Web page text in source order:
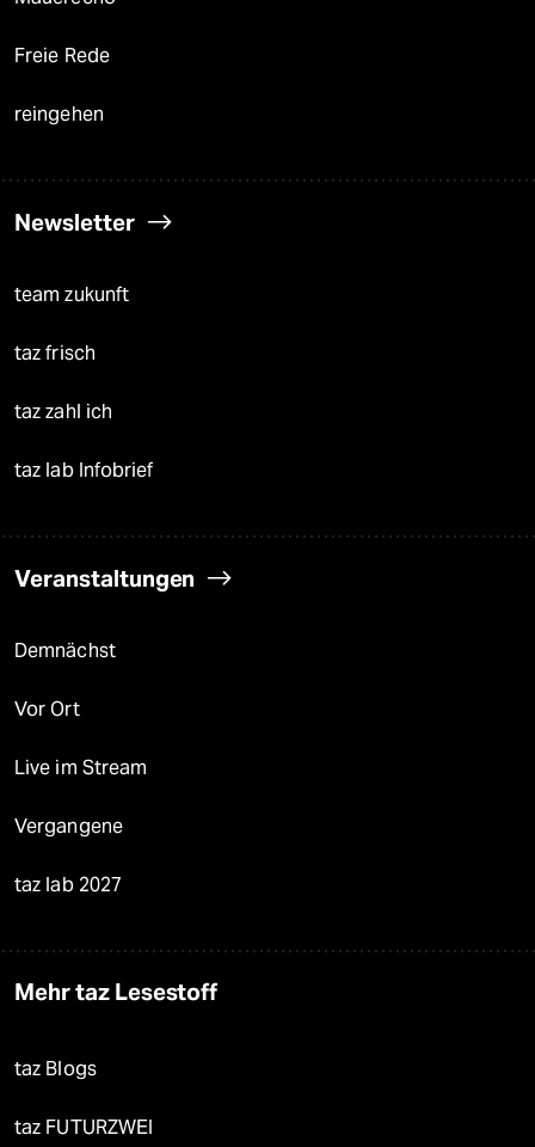
Freie Rede
reingehen
Newsletter
team zukunft
taz frisch
taz zahl ich
taz lab Infobrief
Veranstaltungen
Demnächst
Vor Ort
Live im Stream
Vergangene
taz lab 2027
Mehr taz Lesestoff
taz Blogs
taz FUTURZWEI